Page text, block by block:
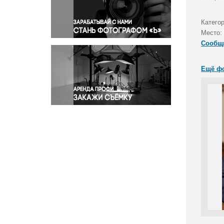
Правосудие
Происшествия и конфликты
Религия
Светская жизнь
Спорт
Экология
Экономика и бизнес
Место:
Ещё